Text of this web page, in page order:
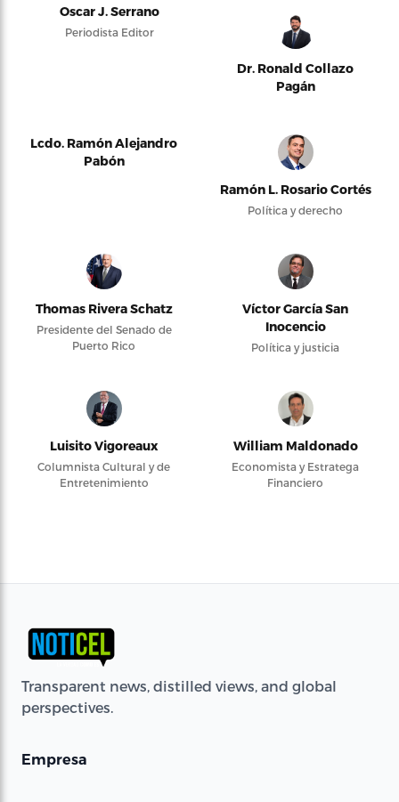
Oscar J. Serrano
Periodista Editor
Dr. Ronald Collazo
Pagán
Lcdo. Ramón Alejandro
Pabón
Ramón L. Rosario Cortés
Política y derecho
Thomas Rivera Schatz
Presidente del Senado de
Puerto Rico
Víctor García San
Inocencio
Política y justicia
Luisito Vigoreaux
Columnista Cultural y de
Entretenimiento
William Maldonado
Economista y Estratega
Financiero
Transparent news, distilled views, and global
perspectives.
Empresa